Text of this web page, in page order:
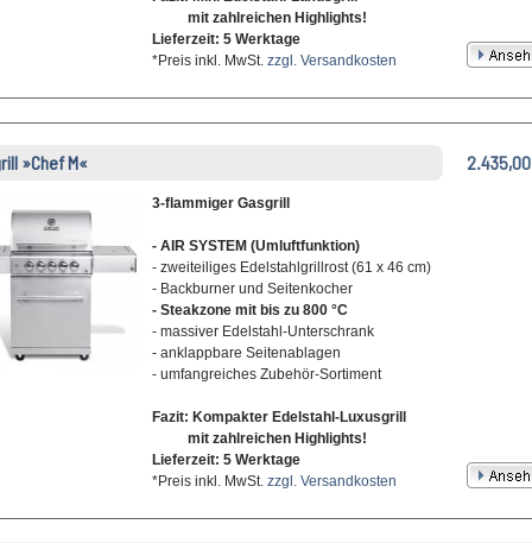
mit zahlreichen Highlights!
Lieferzeit: 5 Werktage
*Preis inkl. MwSt. zzgl. Versandkosten
»Chef M« 2.435,00
3-flammiger Gasgrill
- AIR SYSTEM (Umluftfunktion)
- zweiteiliges Edelstahlgrillrost (61 x 46 cm)
- Backburner und Seitenkocher
- Steakzone mit bis zu 800 °C
- massiver Edelstahl-Unterschrank
- anklappbare Seitenablagen
- umfangreiches Zubehör-Sortiment
Fazit: Kompakter Edelstahl-Luxusgrill
mit zahlreichen Highlights!
Lieferzeit: 5 Werktage
*Preis inkl. MwSt. zzgl. Versandkosten